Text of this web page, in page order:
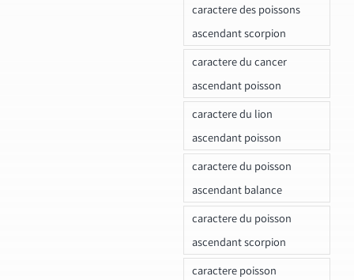
caractere des poissons
ascendant scorpion
caractere du cancer
ascendant poisson
caractere du lion
ascendant poisson
caractere du poisson
ascendant balance
caractere du poisson
ascendant scorpion
caractere poisson